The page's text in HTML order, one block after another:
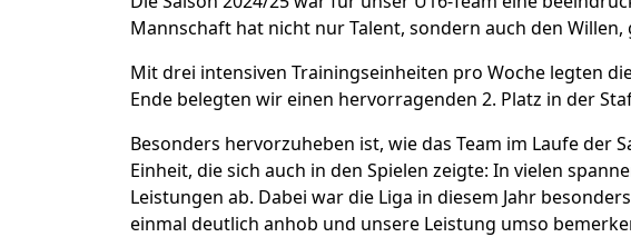
Mannschaft hat nicht nur Talent, sondern auch den
Mit drei intensiven Trainingseinheiten pro Woche legten
Ende belegten wir einen hervorragenden 2. Platz in der
Besonders hervorzuheben ist, wie das Team im Laufe der
Einheit, die sich auch in den Spielen zeigte: In vielen
Leistungen ab. Dabei war die Liga in diesem Jahr
einmal deutlich anhob und unsere Leistung umso